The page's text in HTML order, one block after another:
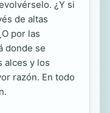
¿Y si
de altas
por las
donde se
alces y los
razón. En todo